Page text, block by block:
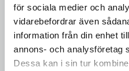
för sociala medier och
vidarebefordrar även
information från din enhet
annons- och analysföretag
Dessa kan i sin tur
Bris, LSU,
ungdomsråd,
riksförbund, Unga